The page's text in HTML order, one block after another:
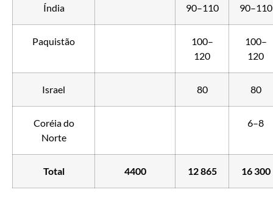
Índia 90–110 90–110
Paquistão
100–
120
100–
120
Israel 80 80
Coréia do
Norte
6–8
Total 4400 12 865 16 300